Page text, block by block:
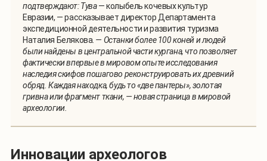
подтверждают: Тува— колыбель кочевых культур
Евразии, — рассказывает директор Департамента
экспедиционной деятельности и развития туризма
Наталия Белякова. — Останки более 100 коней и людей
были найдены в центральной части кургана, что позволяет
фактически впервые в мировом опыте исследования
наследия скифов пошагово реконструировать их древний
обряд. Каждая находка, будь то «две пантеры», золотая
гривна или фрагмент ткани, — новая страница в мировой
археологии.
Инновации археологов